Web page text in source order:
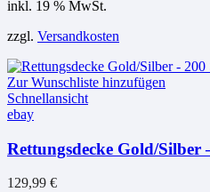
inkl. 19 % MwSt.
zzgl. Versandkosten
Zur Wunschliste hinzufügen
Schnellansicht
ebay
Rettungsdecke Gold/
129,99 €